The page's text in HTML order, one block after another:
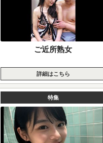
ご近所熟女
詳細はこちら
特集